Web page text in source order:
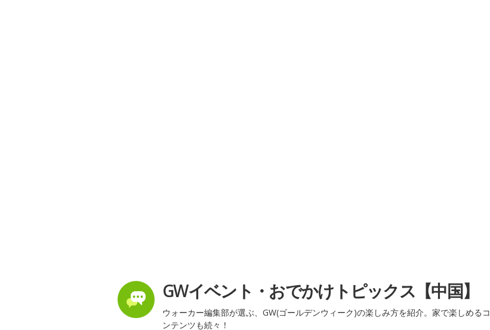
GWイベント・おでかけトピックス【中国】
ウォーカー編集部が選ぶ、GW(ゴールデンウィーク)の楽しみ方を紹介。家で楽しめるコ
ンテンツも続々！